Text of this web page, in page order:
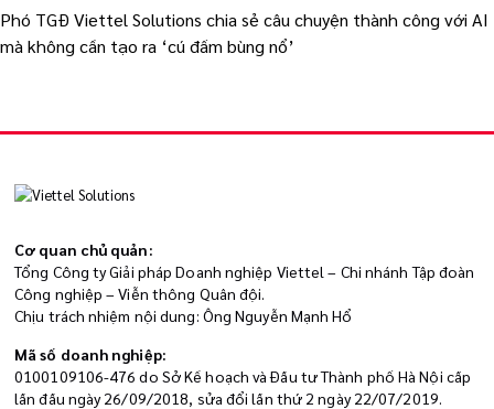
Phó TGĐ Viettel Solutions chia sẻ câu chuyện thành công với AI
mà không cần tạo ra ‘cú đấm bùng nổ’
Cơ quan chủ quản:
Tổng Công ty Giải pháp Doanh nghiệp Viettel – Chi nhánh Tập đoàn
Công nghiệp – Viễn thông Quân đội.
Chịu trách nhiệm nội dung: Ông Nguyễn Mạnh Hổ
Mã số doanh nghiệp:
0100109106-476 do Sở Kế hoạch và Đầu tư Thành phố Hà Nội cấp
lần đầu ngày 26/09/2018, sửa đổi lần thứ 2 ngày 22/07/2019.